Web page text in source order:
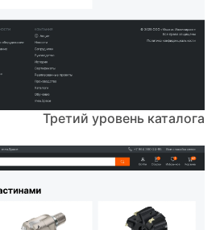
Третий уровень каталога